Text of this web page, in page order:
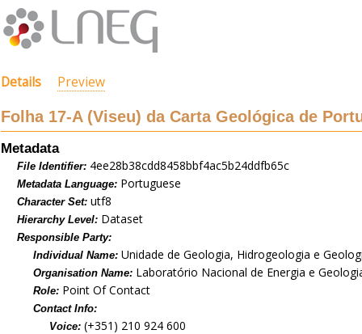
Details Preview
Folha 17-A (Viseu) da Carta Geológica de
Metadata
File Identifier: 4ee28b38cdd8458bbf4ac5b24ddfb65c
Metadata Language: Portuguese
Character Set:utf8
Hierarchy Level: Dataset
Responsible Party:
Individual Name:Unidade de Geologia, Hidrogeologia e
Organisation Name: Laboratório Nacional de Energia e
Role: Point Of Contact
Contact Info:
Voice:(+351) 210 924 600